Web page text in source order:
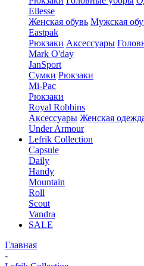
Ellesse
Женская обувь Мужская
Eastpak
Рюкзаки Аксессуары
Mark O'day
JanSport
Сумки Рюкзаки
Mi-Pac
Рюкзаки
Royal Robbins
Аксессуары Женская
Under Armour
Lefrik Collection
Capsule
Daily
Handy
Mountain
Roll
Scout
Vandra
SALE
Главная
-